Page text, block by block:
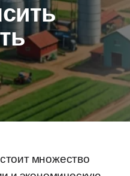
множество